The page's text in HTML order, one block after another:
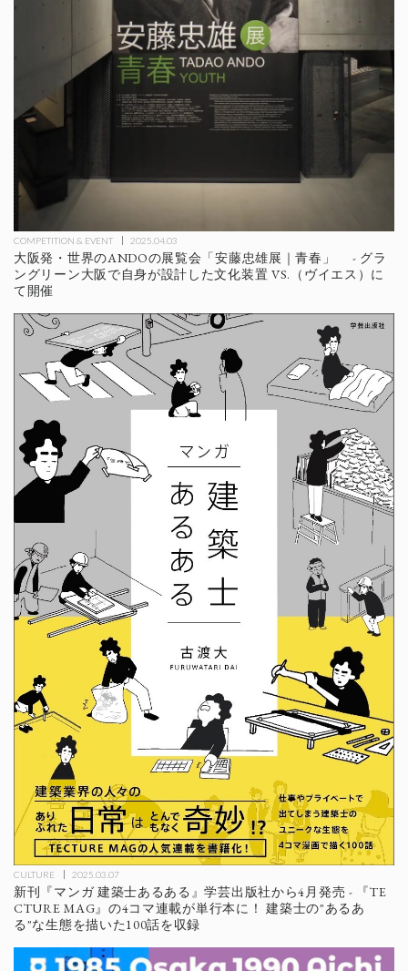
COMPETITION & EVENT 2025.04.03
大阪発・世界のANDOの展覧会「安藤忠雄展｜青春」 - グラ
ングリーン大阪で自身が設計した文化装置 VS.（ヴイエス）に
て開催
CULTURE 2025.03.07
新刊『マンガ 建築士あるある』学芸出版社から4月発売 - 『TE
CTURE MAG』の4コマ連載が単行本に！ 建築士の"あるあ
る"な生態を描いた100話を収録